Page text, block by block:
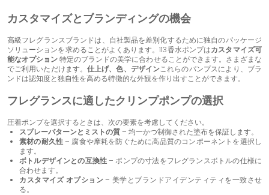
カスタマイズとブランディングの機会
高級フレグランスブランドは、自社製品を差別化するために独自のパッケージ
ソリューションを求めることがよくあります。113香水ポンプはカスタマイズ可
能なオプション特定のブランドの美学に合わせることができます。さまざまな
でご利用いただけます。 仕上げ、色、デザインこれらのパンプスにより、ブラ
ンドは認知度と独自性を高める特徴的な外観を作り出すことができます。
フレグランスに適したクリンプポンプの選択
圧着ポンプを選択するときは、次の要素を考慮してください。
スプレーパターンとミストの質– 均一かつ制御された塗布を保証します。
素材の耐久性– 腐食や摩耗を防ぐために高品質のコンポーネントを選択し
ます。
ボトルデザインとの互換性– ポンプの寸法をフレグランスボトルの仕様に
合わせます。
カスタマイズ オプション– 美学とブランドアイデンティティを一致させ
る。